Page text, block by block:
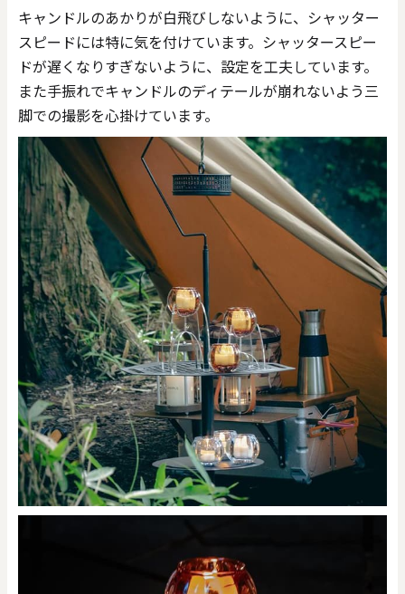
キャンドルのあかりが白飛びしないように、シャッター
スピードには特に気を付けています。シャッタースピー
ドが遅くなりすぎないように、設定を工夫しています。
また手振れでキャンドルのディテールが崩れないよう三
脚での撮影を心掛けています。